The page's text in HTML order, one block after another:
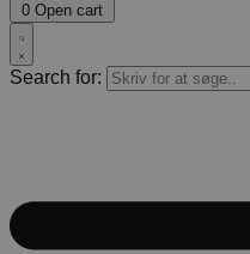
0 Open cart
Search for: